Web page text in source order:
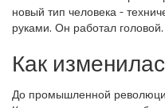
новый тип человека -
руками. Он работал
Как
До промышленной